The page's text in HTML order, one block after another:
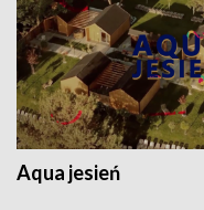
Aqua jesień